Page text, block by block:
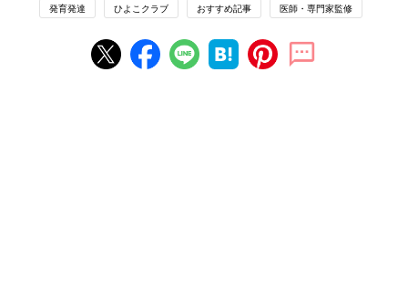
発育発達 ひよこクラブ おすすめ記事 医師・専門家監修